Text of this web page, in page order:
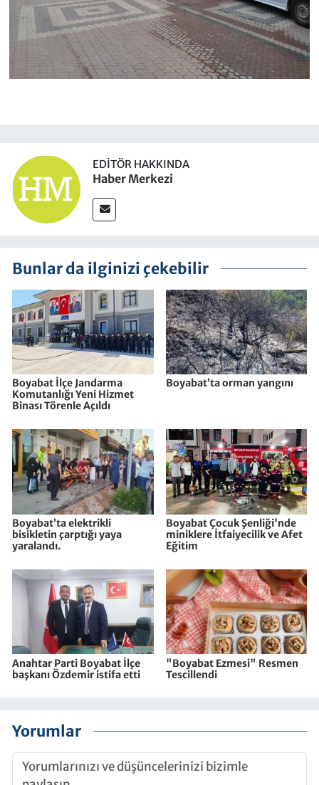
EDITÖR HAKKINDA
Haber Merkezi
Bunlar da ilginizi çekebilir
Boyabat İlçe Jandarma
Komutanlığı Yeni Hizmet
Binası Törenle Açıldı
Boyabat’ta orman yangını
Boyabat’ta elektrikli
bisikletin çarptığı yaya
yaralandı.
Boyabat Çocuk Şenliği'nde
miniklere İtfaiyecilik ve Afet
Eğitim
Anahtar Parti Boyabat İlçe
başkanı Özdemir istifa etti
"Boyabat Ezmesi" Resmen
Tescillendi
Yorumlar